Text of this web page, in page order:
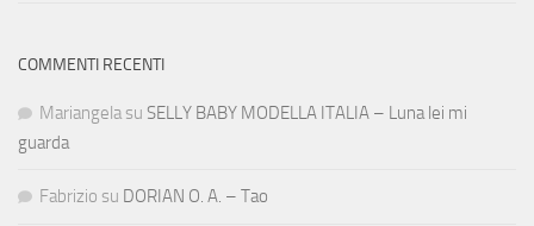
COMMENTI RECENTI
Mariangela su SELLY BABY MODELLA ITALIA – Luna lei mi
guarda
Fabrizio su DORIAN O. A. – Tao